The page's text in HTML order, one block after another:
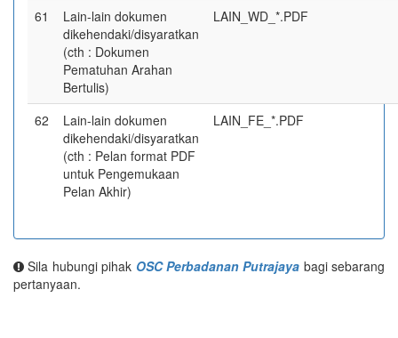
61
Lain-lain dokumen
dikehendaki/disyaratkan
(cth : Dokumen
Pematuhan Arahan
Bertulis)
LAIN_WD_*.PDF
62
Lain-lain dokumen
dikehendaki/disyaratkan
(cth : Pelan format PDF
untuk Pengemukaan
Pelan Akhir)
LAIN_FE_*.PDF
Sila hubungi pihak OSC Perbadanan Putrajaya bagi sebarang
pertanyaan.